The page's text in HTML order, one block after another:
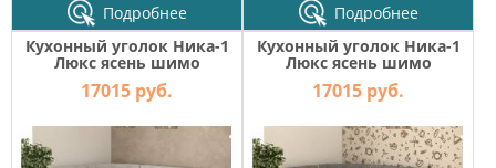
Подробнее
Подробнее
Кухонный уголок Ника-1
Люкс ясень шимо
светлый-серебро
17015 руб.
Кухонный уголок Ника-1
Люкс ясень шимо
светлый-серый
17015 руб.